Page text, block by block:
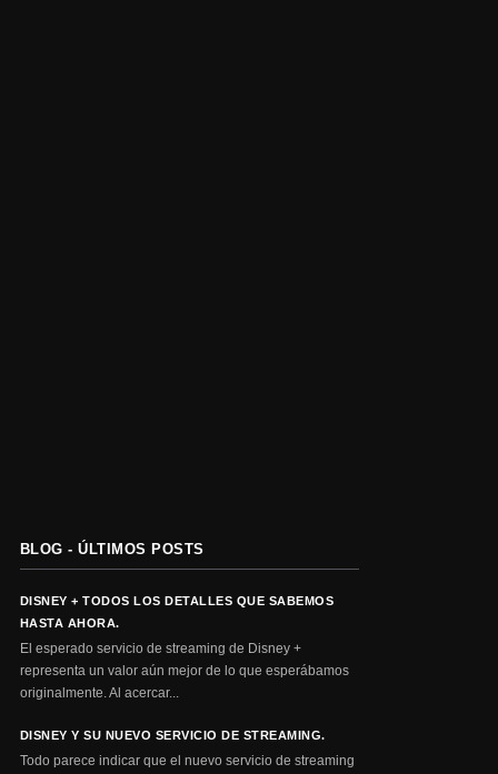
BLOG - ÚLTIMOS POSTS
DISNEY + TODOS LOS DETALLES QUE SABEMOS
HASTA AHORA.
El esperado servicio de streaming de Disney +
representa un valor aún mejor de lo que esperábamos
originalmente. Al acercar...
DISNEY Y SU NUEVO SERVICIO DE STREAMING.
Todo parece indicar que el nuevo servicio de streaming